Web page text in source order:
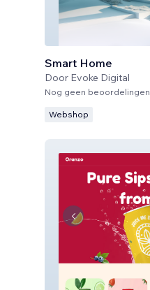
Smart Home
Door Evoke Digital
Nog geen beoordelingen
Webshop